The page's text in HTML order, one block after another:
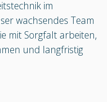
im
wachsendes Team
mit Sorgfalt arbeiten,
und langfristig